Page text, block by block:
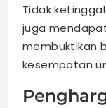
Tidak
juga
membuktikan
kesempatan